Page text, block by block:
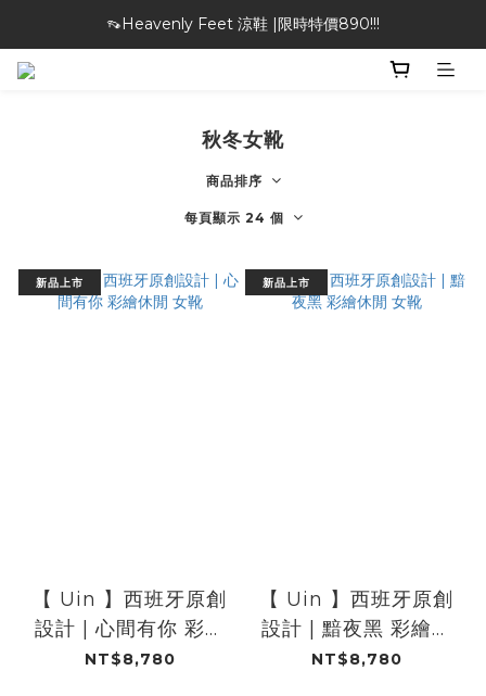
🎁特物館 | 滿額現折最高$1000！
👡Heavenly Feet 涼鞋 |限時特價890!!!
秋冬女靴
商品排序
每頁顯示 24 個
新品上市
【 Uin 】西班牙原創
設計 | 心間有你 彩繪
休閒 女靴
NT$8,780
新品上市
【 Uin 】西班牙原創
設計 | 黯夜黑 彩繪休
閒 女靴
NT$8,780